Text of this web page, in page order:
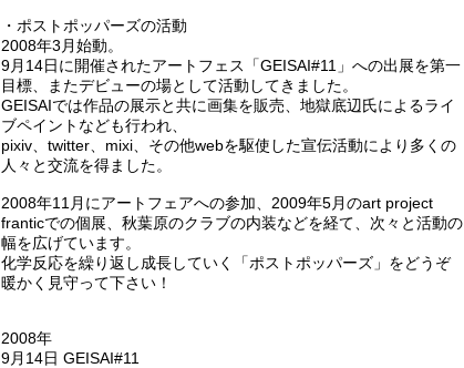
・ポストポッパーズの活動
2008年3月始動。
9月14日に開催されたアートフェス「GEISAI#11」への出展を第一
目標、またデビューの場として活動してきました。
GEISAIでは作品の展示と共に画集を販売、地獄底辺氏によるライ
ブペイントなども行われ、
pixiv、twitter、mixi、その他webを駆使した宣伝活動により多くの
人々と交流を得ました。
2008年11月にアートフェアへの参加、2009年5月のart project
franticでの個展、秋葉原のクラブの内装などを経て、次々と活動の
幅を広げています。
化学反応を繰り返し成長していく「ポストポッパーズ」をどうぞ
暖かく見守って下さい！
2008年
9月14日 GEISAI#11